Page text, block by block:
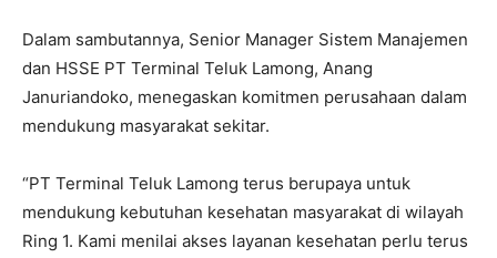
Dalam sambutannya, Senior Manager Sistem Manajemen
dan HSSE PT Terminal Teluk Lamong, Anang
Januriandoko, menegaskan komitmen perusahaan dalam
mendukung masyarakat sekitar.
“PT Terminal Teluk Lamong terus berupaya untuk
mendukung kebutuhan kesehatan masyarakat di wilayah
Ring 1. Kami menilai akses layanan kesehatan perlu terus